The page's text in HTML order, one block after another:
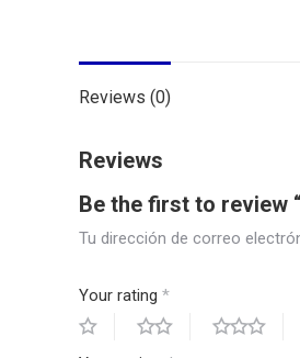
Reviews (0)
Reviews
Be the first to review
Tu dirección de correo
Your rating *